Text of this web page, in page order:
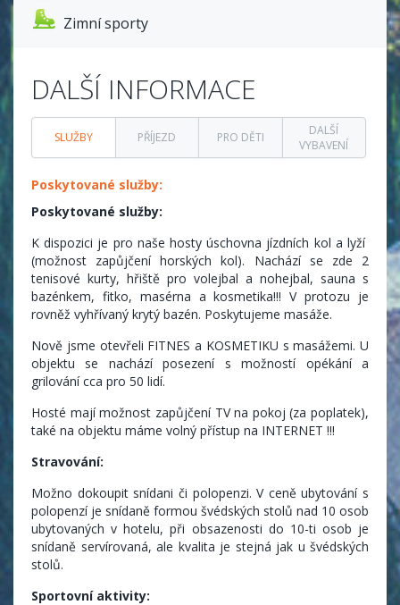
Zimní sporty
DALŠÍ INFORMACE
SLUŽBY PŘÍJEZD PRO DĚTI
DALŠÍ
VYBAVENÍ
Poskytované služby:
Poskytované služby:
K dispozici je pro naše hosty úschovna jízdních kol a lyží
(možnost zapůjčení horských kol). Nachází se zde 2
tenisové kurty, hřiště pro volejbal a nohejbal, sauna s
bazénkem, fitko, masérna a kosmetika!!! V protozu je
rovněž vyhřívaný krytý bazén. Poskytujeme masáže.
Nově jsme otevřeli FITNES a KOSMETIKU s masážemi. U
objektu se nachází posezení s možností opékání a
grilování cca pro 50 lidí.
Hosté mají možnost zapůjčení TV na pokoj (za poplatek),
také na objektu máme volný přístup na INTERNET !!!
Stravování:
Možno dokoupit snídani či polopenzi. V ceně ubytování s
polopenzí je snídaně formou švédských stolů nad 10 osob
ubytovaných v hotelu, při obsazenosti do 10-ti osob je
snídaně servírovaná, ale kvalita je stejná jak u švédských
stolů.
Sportovní aktivity: